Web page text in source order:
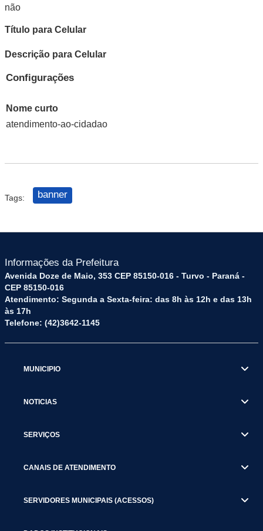
não
Título para Celular
Descrição para Celular
Configurações
Nome curto
atendimento-ao-cidadao
Tags: banner
Informações da Prefeitura
Avenida Doze de Maio, 353 CEP 85150-016 - Turvo - Paraná -
CEP 85150-016
Atendimento: Segunda a Sexta-feira: das 8h às 12h e das 13h
às 17h
Telefone: (42)3642-1145
MUNICIPIO
NOTICIAS
SERVIÇOS
CANAIS DE ATENDIMENTO
SERVIDORES MUNICIPAIS (ACESSOS)